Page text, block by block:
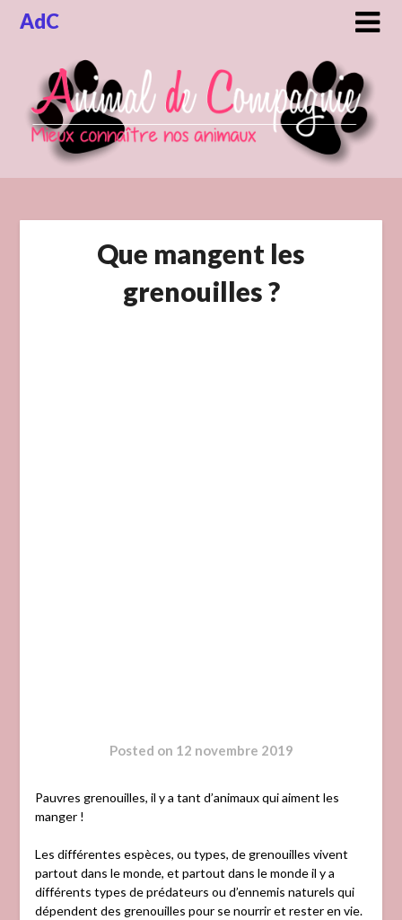
SkipAdC
Que mangent les
grenouilles ?
Posted on 12 novembre 2019
Pauvres grenouilles, il y a tant d’animaux qui aiment les
manger !
Les différentes espèces, ou types, de grenouilles vivent
partout dans le monde, et partout dans le monde il y a
différents types de prédateurs ou d’ennemis naturels qui
dépendent des grenouilles pour se nourrir et rester en vie.